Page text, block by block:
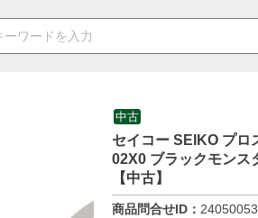
中古
セイコー SEIKO プロ
02X0 ブラックモンス
【中古】
商品問合せID：